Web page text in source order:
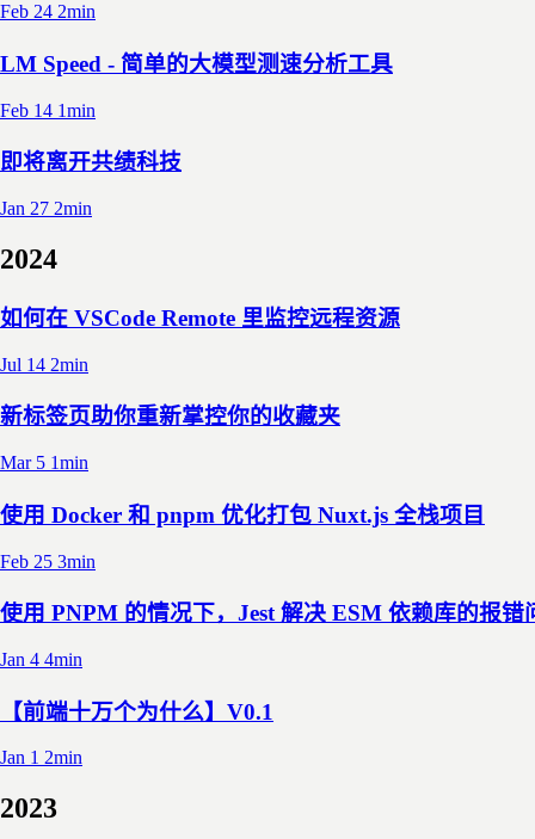
Feb 24 2min
LM Speed - 简单的大模型测速分析工具
Feb 14 1min
即将离开共绩科技
Jan 27 2min
2024
如何在 VSCode Remote 里监控远程资源
Jul 14 2min
新标签页助你重新掌控你的收藏夹
Mar 5 1min
使用 Docker 和 pnpm 优化打包 Nuxt.js 全栈项目
Feb 25 3min
使用 PNPM 的情况下，Jest 解决 ESM 依赖库的报错
Jan 4 4min
【前端十万个为什么】V0.1
Jan 1 2min
2023